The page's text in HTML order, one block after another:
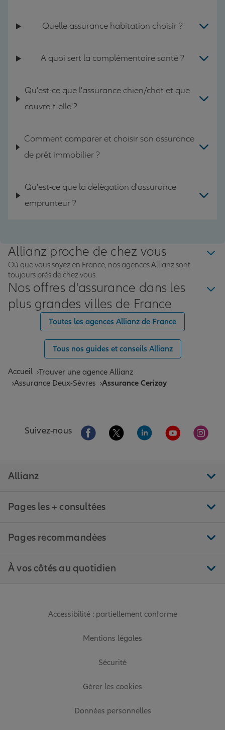
Quelle assurance habitation choisir ?
A quoi sert la complémentaire santé ?
Qu'est-ce que l'assurance chien/chat et que
couvre-t-elle ?
Comment comparer et choisir son assurance
de prêt immobilier ?
Qu'est-ce que la délégation d'assurance
emprunteur ?
Allianz proche de chez vous
Où que vous soyez en France, nos agences Allianz sont
toujours près de chez vous.
Nos offres d'assurance dans les
plus grandes villes de France
Toutes les agences Allianz de France
Tous nos guides et conseils Allianz
Accueil Trouver une agence Allianz
Assurance Deux-Sèvres
Assurance Cerizay
Suivez-nous Aller sur la page Facebook de Allianz
Aller sur la page Twitter de
Aller sur la page
Aller sur la
Aller
Allianz
Pages les + consultées
Pages recommandées
À vos côtés au quotidien
Accessibilité : partiellement conforme
Mentions légales
Sécurité
Gérer les cookies
Données personnelles